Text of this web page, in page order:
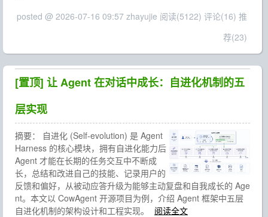
posted @ 2026-07-16 09:57 zhayujie 阅读(5122) 评论(16) 推
荐(23)
[置顶] 让 Agent 在对话中成长：自进化机制的五
层实现
摘要： 自进化 (Self-evolution) 是 Agent
Harness 的核心模块，拥有自进化能力后
Agent 才能在长期的任务交互中不断成
长，总结和改进自己的技能、记录用户的
反馈和偏好，从被动应答升级为能够主动复盘和自我成长的 Age
nt。本文以 CowAgent 开源项目为例，介绍 Agent 框架中五层
自进化机制的架构设计和工程实现。
阅读全文